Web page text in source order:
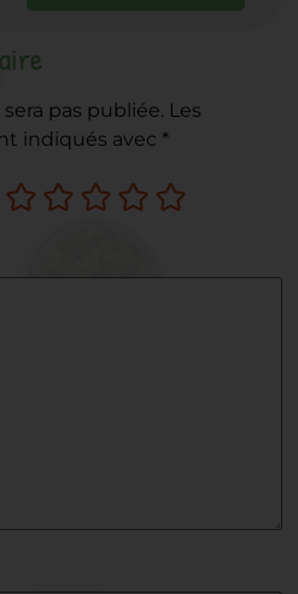
pas publiée. Les
indiqués avec *